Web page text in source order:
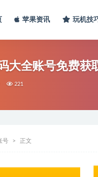
苹果资讯 玩机技
大全账号免费获
221
号 正文